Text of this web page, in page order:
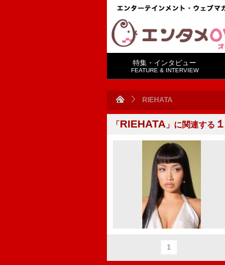
特集・インタビュー
FEATURE & INTERVIEW
RIEHATA
「RIEHATA 」に関連する １
1